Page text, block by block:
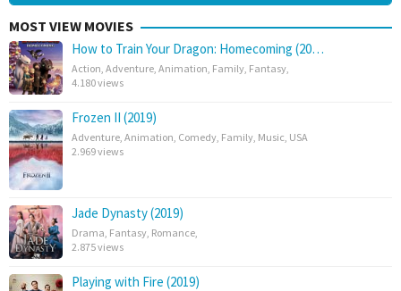
MOST VIEW MOVIES
How to Train Your Dragon: Homecoming (20…
Action Adventure Animation Family Fantasy
4.180 views
Frozen II (2019)
Adventure Animation Comedy Family Music USA
2.969 views
Jade Dynasty (2019)
Drama Fantasy Romance
2.875 views
Playing with Fire (2019)